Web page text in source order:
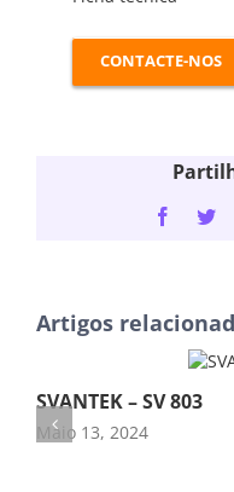
CONTACTE-NOS
Artigos
SVANTEK – SV 803
Maio 13, 2024